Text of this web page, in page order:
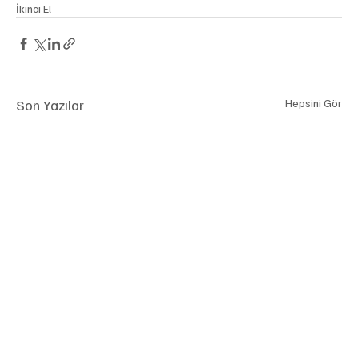
İkinci El
Son Yazılar Hepsini Gör